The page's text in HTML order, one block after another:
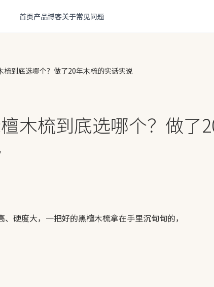
首页产品博客关于常见问题
梳到底选哪个？做了20年木梳的实话实说
木梳到底选哪个？做了
硬度大，一把好的黑檀木梳拿在手里沉甸甸的，